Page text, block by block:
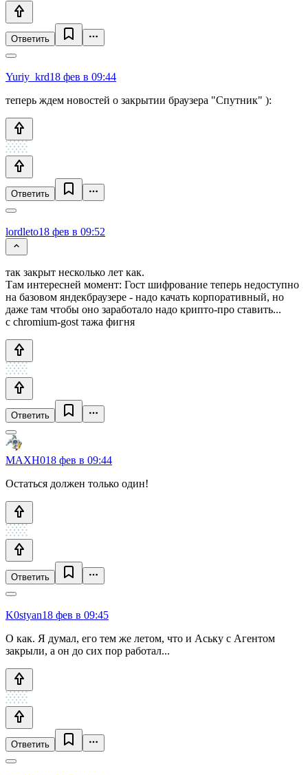
Ответить
Yuriy_krd18 фев в 09:44
теперь ждем новостей о закрытии браузера "Спутник" ):
Ответить
lordleto18 фев в 09:52
так закрыт несколько лет как.
Там интересней момент: Гост шифрование теперь недоступно
на базовом яндекбраузере - надо качать корпоративный, но
даже там чтобы оно заработало надо крипто-про ставить...
с chromium-gost тажа фигня
Ответить
MAXH018 фев в 09:44
Остаться должен только один!
Ответить
K0styan18 фев в 09:45
О как. Я думал, его тем же летом, что и Аську с Агентом
закрыли, а он до сих пор работал...
Ответить